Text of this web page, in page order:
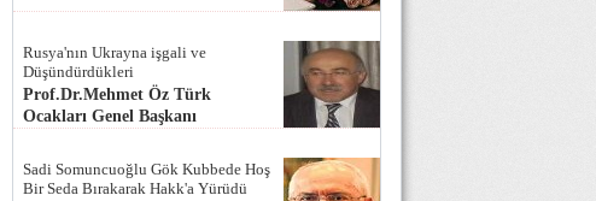
Rusya'nın Ukrayna işgali ve
Düşündürdükleri
Prof.Dr.Mehmet Öz Türk
Ocakları Genel Başkanı
Sadi Somuncuoğlu Gök Kubbede Hoş
Bir Seda Bırakarak Hakk'a Yürüdü